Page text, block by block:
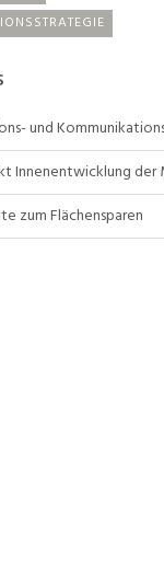
zum Flächensparen